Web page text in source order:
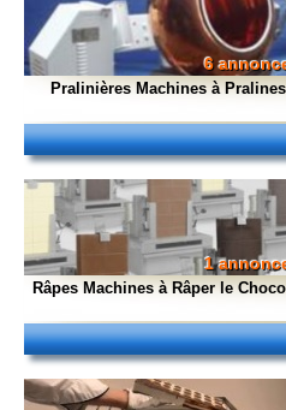
6
Pralinières Machines à Pralines
1
Râpes Machines à Râper le